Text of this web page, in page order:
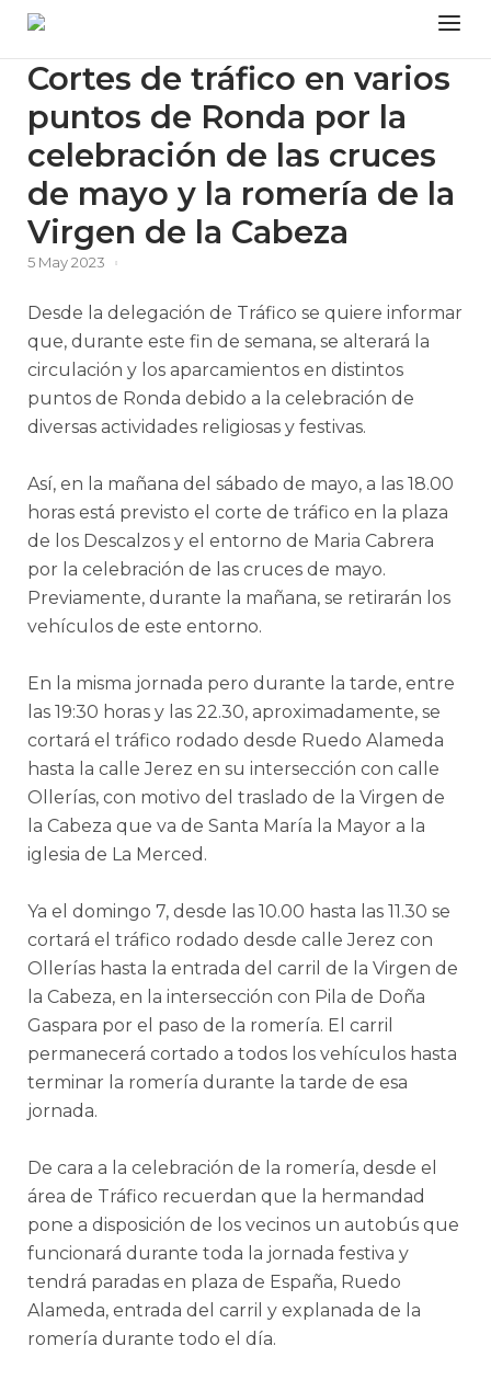
Skip
content
Menu
Cortes de tráfico en varios
puntos de Ronda por la
celebración de las cruces
de mayo y la romería de la
Virgen de la Cabeza
5 May 2023
Desde la delegación de Tráfico se quiere informar
que, durante este fin de semana, se alterará la
circulación y los aparcamientos en distintos
puntos de Ronda debido a la celebración de
diversas actividades religiosas y festivas.
Así, en la mañana del sábado de mayo, a las 18.00
horas está previsto el corte de tráfico en la plaza
de los Descalzos y el entorno de Maria Cabrera
por la celebración de las cruces de mayo.
Previamente, durante la mañana, se retirarán los
vehículos de este entorno.
En la misma jornada pero durante la tarde, entre
las 19:30 horas y las 22.30, aproximadamente, se
cortará el tráfico rodado desde Ruedo Alameda
hasta la calle Jerez en su intersección con calle
Ollerías, con motivo del traslado de la Virgen de
la Cabeza que va de Santa María la Mayor a la
iglesia de La Merced.
Ya el domingo 7, desde las 10.00 hasta las 11.30 se
cortará el tráfico rodado desde calle Jerez con
Ollerías hasta la entrada del carril de la Virgen de
la Cabeza, en la intersección con Pila de Doña
Gaspara por el paso de la romería. El carril
permanecerá cortado a todos los vehículos hasta
terminar la romería durante la tarde de esa
jornada.
De cara a la celebración de la romería, desde el
área de Tráfico recuerdan que la hermandad
pone a disposición de los vecinos un autobús que
funcionará durante toda la jornada festiva y
tendrá paradas en plaza de España, Ruedo
Alameda, entrada del carril y explanada de la
romería durante todo el día.